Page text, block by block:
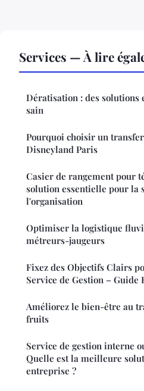
Services — À lire
Dératisation : des solutions
sain
Pourquoi choisir un
Disneyland Paris
Casier de rangement pour
solution essentielle pour la
l'organisation
Optimiser la logistique
métreurs-jaugeurs
Fixez des Objectifs Clairs
Service de Gestion – Guide
Améliorez le bien-être au
fruits
Service de gestion interne
Quelle est la meilleure
entreprise ?